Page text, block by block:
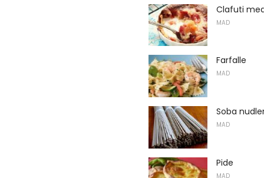
Clafuti
MAD
Farfalle
MAD
Soba
MAD
Pide
MAD